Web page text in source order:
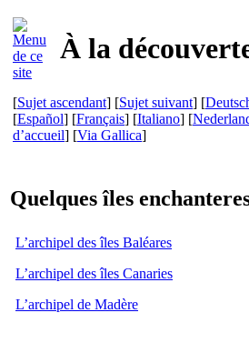
À la
[Sujet ascendant] [Sujet suivant] [
[Español] [Français] [Italiano] [
d’accueil] [Via Gallica]
Quelques îles
L’archipel des îles Baléares
L’archipel des îles Canaries
L’archipel de Madère